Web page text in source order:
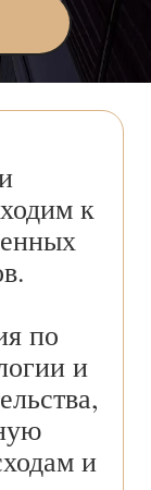
к
по
и
и